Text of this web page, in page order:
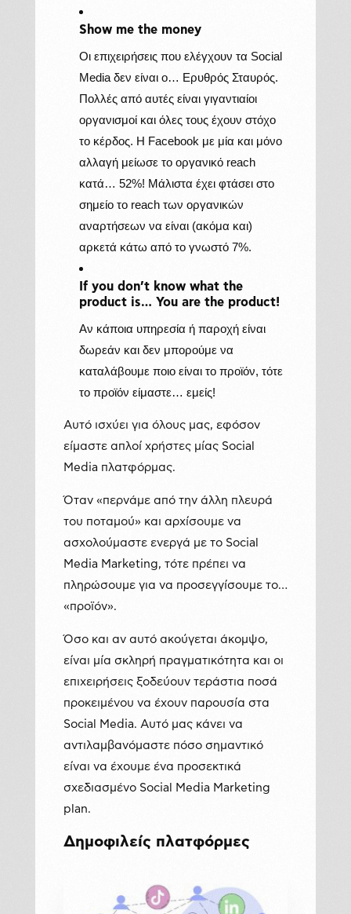
Show me the money
Οι επιχειρήσεις που ελέγχουν τα Social
Media δεν είναι ο… Ερυθρός Σταυρός.
Πολλές από αυτές είναι γιγαντιαίοι
οργανισμοί και όλες τους έχουν στόχο
το κέρδος. Η Facebook με μία και μόνο
αλλαγή μείωσε το οργανικό reach
κατά… 52%! Μάλιστα έχει φτάσει στο
σημείο το reach των οργανικών
αναρτήσεων να είναι (ακόμα και)
αρκετά κάτω από το γνωστό 7%.
If you don’t know what the
product is… You are the product!
Αν κάποια υπηρεσία ή παροχή είναι
δωρεάν και δεν μπορούμε να
καταλάβουμε ποιο είναι το προϊόν, τότε
το προϊόν είμαστε… εμείς!
Αυτό ισχύει για όλους μας, εφόσον
είμαστε απλοί χρήστες μίας Social
Media πλατφόρμας.
Όταν «περνάμε από την άλλη πλευρά
του ποταμού» και αρχίσουμε να
ασχολούμαστε ενεργά με το Social
Media Marketing, τότε πρέπει να
πληρώσουμε για να προσεγγίσουμε το…
«προϊόν».
Όσο και αν αυτό ακούγεται άκομψο,
είναι μία σκληρή πραγματικότητα και οι
επιχειρήσεις ξοδεύουν τεράστια ποσά
προκειμένου να έχουν παρουσία στα
Social Media. Αυτό μας κάνει να
αντιλαμβανόμαστε πόσο σημαντικό
είναι να έχουμε ένα προσεκτικά
σχεδιασμένο Social Media Marketing
plan.
Δημοφιλείς πλατφόρμες